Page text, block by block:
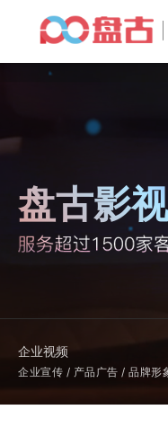
盘古影
企业视频
企业宣传 / 产品广告 / 品牌形